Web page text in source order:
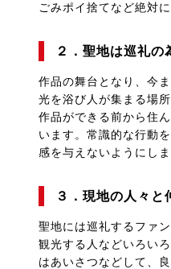
ごみポイ捨てなど絶対
２．聖地は巡礼の
作品の舞台となり、今
光を浴び人が集まる場
作品ができる前から住
います。常識的な行動
感を与えないようにしま
３．現地の人々と
聖地には巡礼するファ
観光する人などいろい
はあいさつなどして、